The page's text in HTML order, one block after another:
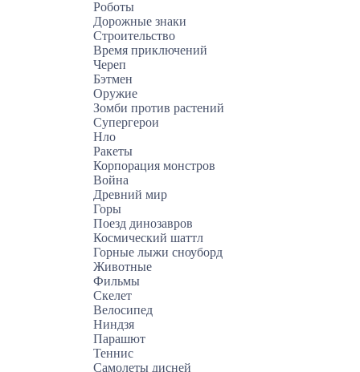
Роботы
Дорожные знаки
Строительство
Время приключений
Череп
Бэтмен
Оружие
Зомби против растений
Супергерои
Нло
Ракеты
Корпорация монстров
Война
Древний мир
Горы
Поезд динозавров
Космический шаттл
Горные лыжи сноуборд
Животные
Фильмы
Скелет
Велосипед
Ниндзя
Парашют
Теннис
Самолеты дисней